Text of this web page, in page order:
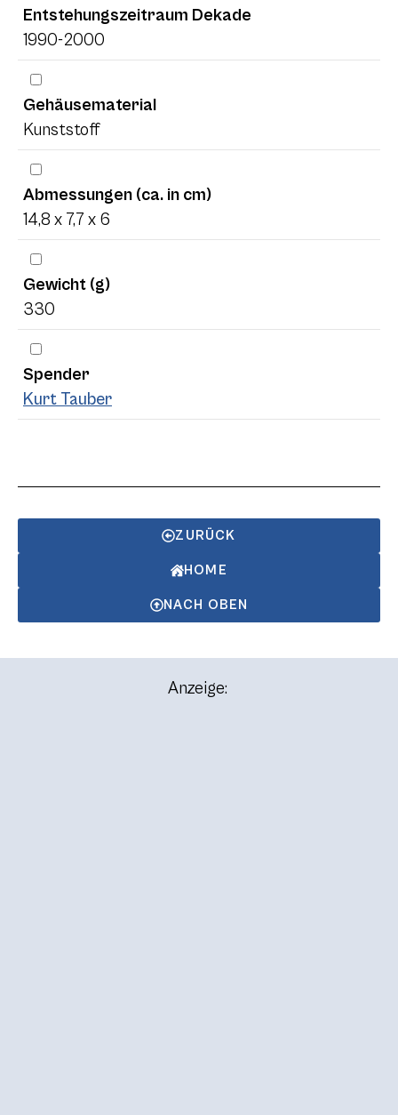
Entstehungszeitraum Dekade
1990-2000
Gehäusematerial
Kunststoff
Abmessungen (ca. in cm)
14,8 x 7,7 x 6
Gewicht (g)
330
Spender
Kurt Tauber
ZURÜCK
HOME
NACH OBEN
Anzeige: